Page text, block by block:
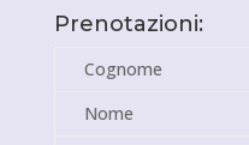
Prenotazioni:
Cognome
Nome